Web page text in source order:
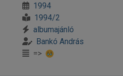
1994
1994/2
albumajánló
Bankó András
=>